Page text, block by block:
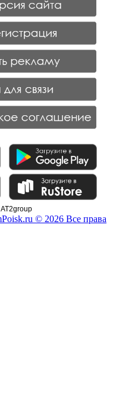
© 2026 Все права